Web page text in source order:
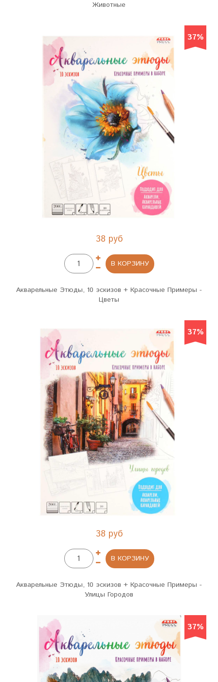
Животные
37%
38 руб
В КОРЗИНУ
Акварельные Этюды, 10 эскизов + Красочные Примеры -
Цветы
37%
38 руб
В КОРЗИНУ
Акварельные Этюды, 10 эскизов + Красочные Примеры -
Улицы Городов
37%